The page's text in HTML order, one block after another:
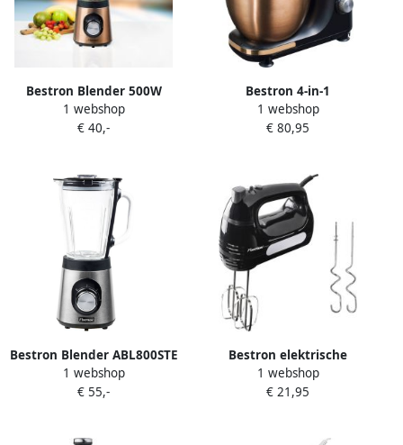
Bestron Blender 500W
ABL500CO 1 5L 2 Snelheden
Ice crusher 500W Koper 5
1 webshop
€ 40,-
Bestron 4-in-1
Keukenmachine 7
Snelheidsstanden incl.
& mengkom van 2 5 liter
1000W Koper
1 webshop
€ 80,95
Bestron Blender ABL800STE
1.5 L 500 W roestvrij staal
1 webshop
€ 55,-
Bestron elektrische
handmixer met 2 gardes en
2 deeghaken 6
1 webshop
€ 21,95